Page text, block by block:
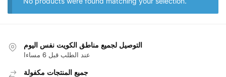
التوصيل لجميع مناطق الكويت نفس اليوم
عند الطلب قبل 6 مساءا
جميع المنتجات مكفولة